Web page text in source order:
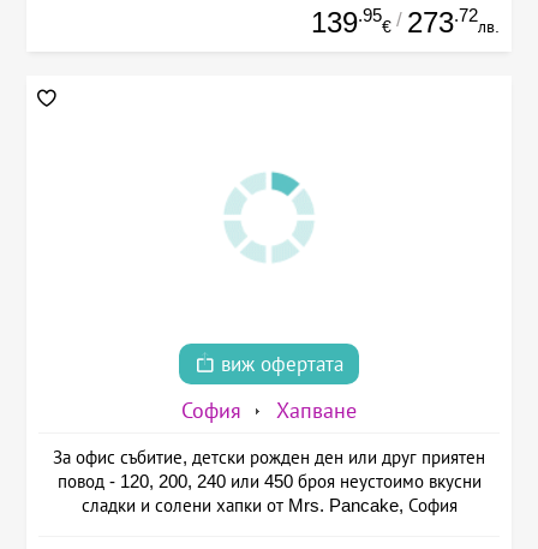
139.95
€ / 273.72
лв.
виж офертата
София Хапване
За офис събитие, детски рожден ден или друг приятен
повод - 120, 200, 240 или 450 броя неустоимо вкусни
сладки и солени хапки от Mrs. Pancake, София